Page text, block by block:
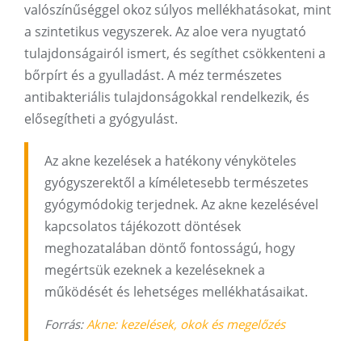
valószínűséggel okoz súlyos mellékhatásokat, mint
a szintetikus vegyszerek. Az aloe vera nyugtató
tulajdonságairól ismert, és segíthet csökkenteni a
bőrpírt és a gyulladást. A méz természetes
antibakteriális tulajdonságokkal rendelkezik, és
elősegítheti a gyógyulást.
Az akne kezelések a hatékony vényköteles
gyógyszerektől a kíméletesebb természetes
gyógymódokig terjednek. Az akne kezelésével
kapcsolatos tájékozott döntések
meghozatalában döntő fontosságú, hogy
megértsük ezeknek a kezeléseknek a
működését és lehetséges mellékhatásaikat.
Forrás:Akne: kezelések, okok és megelőzés